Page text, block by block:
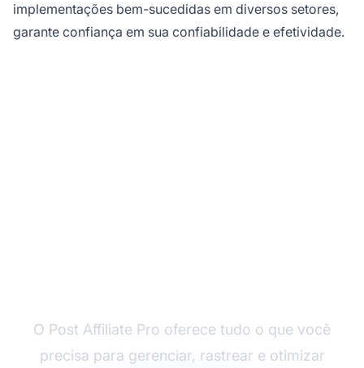
implementações bem-sucedidas em diversos setores,
garante confiança em sua confiabilidade e efetividade.
O Post Affiliate Pro oferece tudo o que você
precisa para gerenciar, rastrear e otimizar